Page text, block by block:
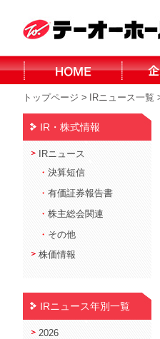
トップページ > IRニュース一覧
IR・株式情報
IRニュース
・ 決算短信
・ 有価証券報告書
・ 株主総会関連
・ その他
株価情報
IRニュース年別一覧
2026